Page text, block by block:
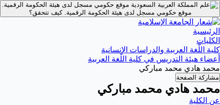
موقع حكومي مسجل لدى هيئة الحكومة الرقمية.
موقع حكومي مسجل لدى هيئة الحكومة الرقمية.كيف تتحقق؟
الرئيسية
الكليات
كلية اللّغة العربية والدراسات الإنسانية
أعضاء هيئة التدريس في كلية اللّغة العربية
محمد هادي محمد مباركي
مشاركة الصفحة
محمد هادي محمد مباركي
عن الكلية